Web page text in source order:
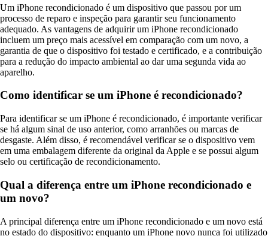
Um iPhone recondicionado é um dispositivo que passou por um
processo de reparo e inspeção para garantir seu funcionamento
adequado. As vantagens de adquirir um iPhone recondicionado
incluem um preço mais acessível em comparação com um novo, a
garantia de que o dispositivo foi testado e certificado, e a contribuição
para a redução do impacto ambiental ao dar uma segunda vida ao
aparelho.
Como identificar se um iPhone é recondicionado?
Para identificar se um iPhone é recondicionado, é importante verificar
se há algum sinal de uso anterior, como arranhões ou marcas de
desgaste. Além disso, é recomendável verificar se o dispositivo vem
em uma embalagem diferente da original da Apple e se possui algum
selo ou certificação de recondicionamento.
Qual a diferença entre um iPhone recondicionado e
um novo?
A principal diferença entre um iPhone recondicionado e um novo está
no estado do dispositivo: enquanto um iPhone novo nunca foi utilizado